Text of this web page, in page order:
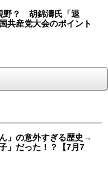
野？ 胡錦濤氏「退
共産党大会のポイント
」の意外すぎる歴史→
」だった！？【7月7